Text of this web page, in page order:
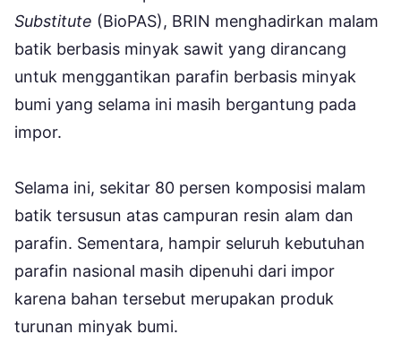
Substitute (BioPAS), BRIN menghadirkan malam
batik berbasis minyak sawit yang dirancang
untuk menggantikan parafin berbasis minyak
bumi yang selama ini masih bergantung pada
impor.
Selama ini, sekitar 80 persen komposisi malam
batik tersusun atas campuran resin alam dan
parafin. Sementara, hampir seluruh kebutuhan
parafin nasional masih dipenuhi dari impor
karena bahan tersebut merupakan produk
turunan minyak bumi.